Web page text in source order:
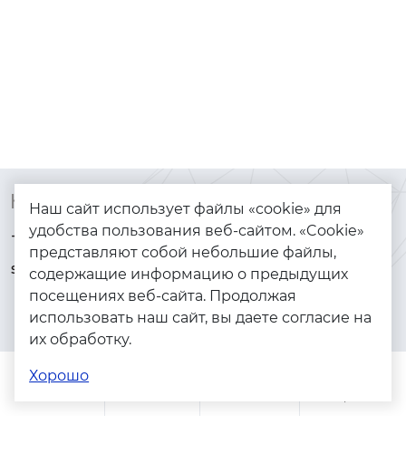
Контакты
+7 (925) 144-64-73
serebryanyye.grani@mail.ru
Каталог
Браслеты
Золото
Серебро
Помощь
Наш сайт использует файлы «cookie» для
удобства пользования веб-сайтом. «Cookie»
представляют собой небольшие файлы,
содержащие информацию о предыдущих
посещениях веб-сайта. Продолжая
использовать наш сайт, вы даете согласие на
их обработку.
Хорошо